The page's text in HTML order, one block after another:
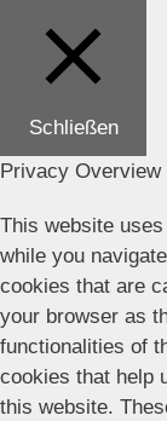
Schließen
Privacy Overview
This website
while you
cookies that are
your browser as
functionalities of
cookies that help
this website.